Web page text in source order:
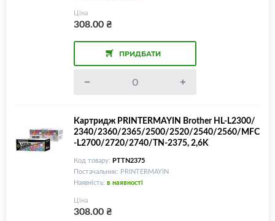
Ціна
308.00₴
ПРИДБАТИ
Картридж PRINTERMAYIN Brother HL-L2300/
2340/2360/2365/2500/2520/2540/2560/MFC
-L2700/2720/2740/TN-2375, 2,6K
Код товару: PTTN2375
Постачальник: PRINTERMAYIN
Наявність: в наявності
Ціна
308.00₴